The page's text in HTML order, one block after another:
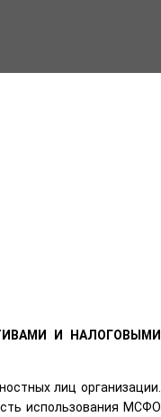
И НАЛОГОВЫМИ
лиц организации.
использования МСФО